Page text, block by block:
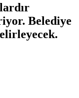
Belediye